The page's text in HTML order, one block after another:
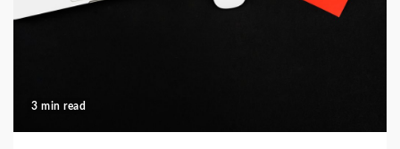
3 min read